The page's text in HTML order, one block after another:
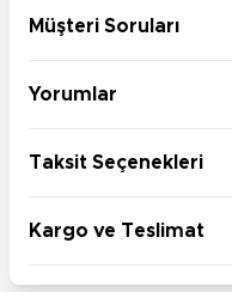
Müşteri Soruları
Yorumlar
Taksit Seçenekleri
Kargo ve Teslimat